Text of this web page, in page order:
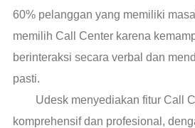
60% pelanggan yang memiliki
memilih Call Center karena
berinteraksi secara verbal dan
pasti.
Udesk menyediakan fitur Call
komprehensif dan profesional,